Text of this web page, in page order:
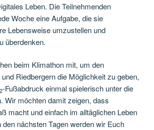
Leben. Die Teilnehmenden
Woche eine Aufgabe, die sie
Lebensweise umzustellen und
überdenken.
beim Klimathon mit, um den
Riedbergern die Möglichkeit zu geben,
2-Fußabdruck einmal spielerisch unter die
Wir möchten damit zeigen, dass
macht und einfach im alltäglichen Leben
nächsten Tagen werden wir Euch